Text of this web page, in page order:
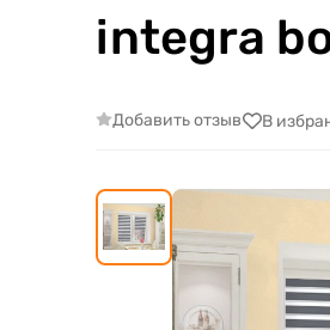
integra
Добавить отзыв В